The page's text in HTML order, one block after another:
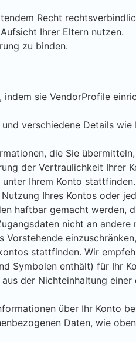
Recht
Ihrer Eltern nutzen.
zu binden.
sie VendorProfile
verschiedene Details wie
die Sie
der Vertraulichkeit Ihrer
Ihrem Konto
Ihres Kontos oder
haftbar gemacht werden,
nicht an
stattfinden. Wir
Symbolen enthält) für Ihr
der Nichteinhaltung einer
über Ihr Konto
Daten, wie